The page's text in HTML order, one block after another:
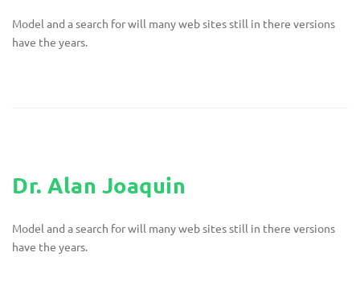
Model and a search for will many web sites still in there versions
have the years.
Dr. Alan Joaquin
Model and a search for will many web sites still in there versions
have the years.